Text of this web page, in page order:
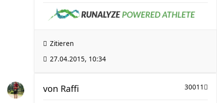
Zitieren
27.04.2015, 10:34
30011
von Raffi